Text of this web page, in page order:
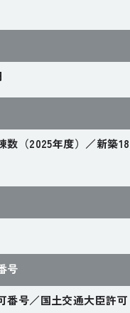
数（2025年度）／新築
号
番号／国土交通大臣許